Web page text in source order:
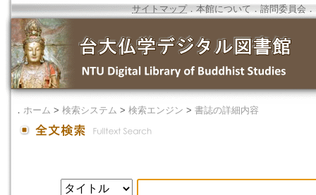
サイトマップ．本館について ． 諮問委員会 ．
． ホーム > 検索システム > 検索エンジン > 書誌の詳細内容